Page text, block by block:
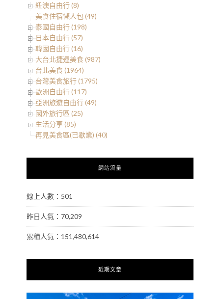
紐澳自由行 (8)
美食住宿懶人包 (49)
泰國自由行 (198)
日本自由行 (57)
韓國自由行 (16)
大台北捷運美食 (987)
台北美食 (1964)
台灣美食旅行 (1795)
歐洲自由行 (117)
亞洲旅遊自由行 (49)
國外旅行區 (25)
生活分享 (85)
再見美食區(已歇業) (40)
網站流量
線上人數：501
昨日人氣：70,209
累積人氣：151,480,614
近期文章